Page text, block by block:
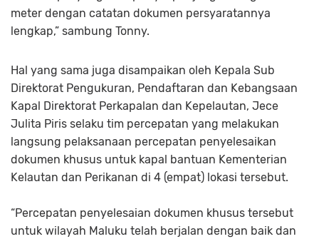
meter dengan catatan dokumen persyaratannya
lengkap,” sambung Tonny.
Hal yang sama juga disampaikan oleh Kepala Sub
Direktorat Pengukuran, Pendaftaran dan Kebangsaan
Kapal Direktorat Perkapalan dan Kepelautan, Jece
Julita Piris selaku tim percepatan yang melakukan
langsung pelaksanaan percepatan penyelesaikan
dokumen khusus untuk kapal bantuan Kementerian
Kelautan dan Perikanan di 4 (empat) lokasi tersebut.
“Percepatan penyelesaian dokumen khusus tersebut
untuk wilayah Maluku telah berjalan dengan baik dan